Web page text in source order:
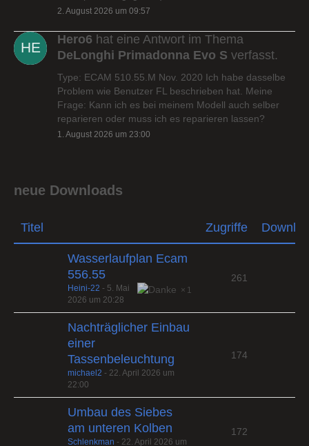
2. August 2026 um 09:57
Hero6 hat eine Antwort im Thema
DeLonghi Primadonna Evo S verfasst.
Type: ECAM 510.55.M Nov. 2020 Ich habe dasselbe
Problem wie Benutzer FL beschrieben hat. Meine
Frage: Kann ich es bei meinem Modell auch selber
reparieren oder muss ich es reparieren lassen?
1. August 2026 um 23:00
neue Downloads
Titel Zugriffe
Wasserlaufplan Ecam
556.55
1
Heini-22 - 5. Mai
2026 um 20:28
261
Nachträglicher Einbau
einer
Tassenbeleuchtung
michael2 - 22. April 2026 um
22:00
174
Umbau des Siebes
am unteren Kolben
Schlenkman - 22. April 2026 um
172